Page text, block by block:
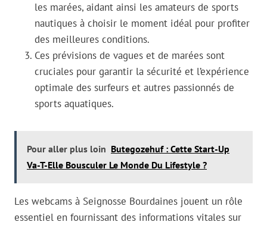
les marées, aidant ainsi les amateurs de sports
nautiques à choisir le moment idéal pour profiter
des meilleures conditions.
Ces prévisions de vagues et de marées sont
cruciales pour garantir la sécurité et l’expérience
optimale des surfeurs et autres passionnés de
sports aquatiques.
Pour aller plus loin Butegozehuf : Cette Start-Up
Va-T-Elle Bousculer Le Monde Du Lifestyle ?
Les webcams à Seignosse Bourdaines jouent un rôle
essentiel en fournissant des informations vitales sur